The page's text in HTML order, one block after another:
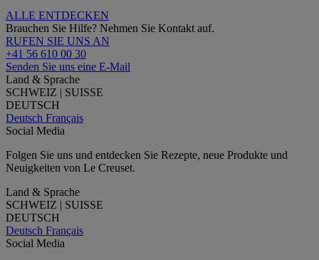
ALLE ENTDECKEN
Brauchen Sie Hilfe? Nehmen Sie Kontakt auf.
RUFEN SIE UNS AN
+41 56 610 00 30
Senden Sie uns eine E-Mail
Land & Sprache
SCHWEIZ | SUISSE
DEUTSCH
Deutsch Français
Social Media
Folgen Sie uns und entdecken Sie Rezepte, neue Produkte und
Neuigkeiten von Le Creuset.
Land & Sprache
SCHWEIZ | SUISSE
DEUTSCH
Deutsch Français
Social Media